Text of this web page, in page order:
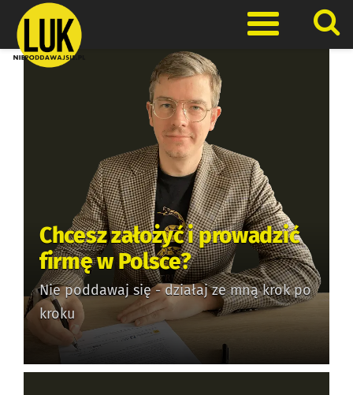
content
Otwórz
Chcesz założyć i prowadzić
firmę w Polsce?
Nie poddawaj się - działaj ze mną krok po
kroku